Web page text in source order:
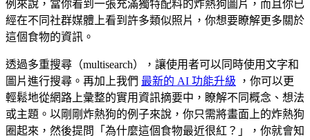
例來說，當你看到一張充滿獨特配料的炸熱狗圖片，而且你已
經在不同社群媒體上看到許多類似照片，你想要瞭解更多關於
這個食物的資訊。
透過多重搜尋（multisearch），讓使用者可以同時使用文字和
圖片進行搜尋。再加上我們 最新的 AI 功能升級 ，你可以更
輕鬆地從網路上彙整的實用資訊摘要中，瞭解不同概念、想法
或主題。以剛剛炸熱狗的例子來說，你只需將畫面上的炸熱狗
圈起來，然後提問「為什麼這個食物最近很紅？」，你就會知